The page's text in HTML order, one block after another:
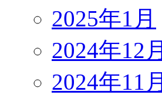
2025年1月
2024年12月
2024年11月